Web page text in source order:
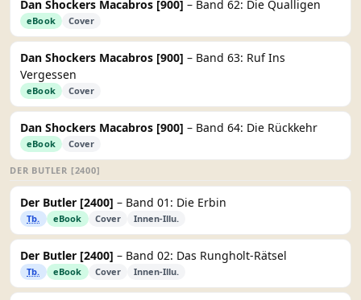
Dan Shockers Macabros [900] – Band 62: Die Qualligen
eBook Cover
Dan Shockers Macabros [900] – Band 63: Ruf Ins
Vergessen
eBook Cover
Dan Shockers Macabros [900] – Band 64: Die Rückkehr
eBook Cover
DER BUTLER [2400]
Der Butler [2400] – Band 01: Die Erbin
Tb. eBook Cover Innen-Illu.
Der Butler [2400] – Band 02: Das Rungholt-Rätsel
Tb. eBook Cover Innen-Illu.